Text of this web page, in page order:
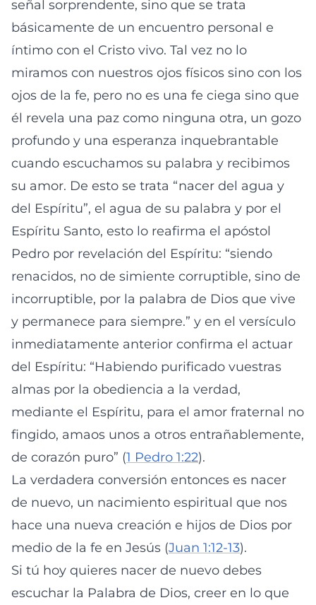
señal sorprendente, sino que se trata
básicamente de un encuentro personal e
íntimo con el Cristo vivo. Tal vez no lo
miramos con nuestros ojos físicos sino con los
ojos de la fe, pero no es una fe ciega sino que
él revela una paz como ninguna otra, un gozo
profundo y una esperanza inquebrantable
cuando escuchamos su palabra y recibimos
su amor. De esto se trata “nacer del agua y
del Espíritu”, el agua de su palabra y por el
Espíritu Santo, esto lo reafirma el apóstol
Pedro por revelación del Espíritu: “siendo
renacidos, no de simiente corruptible, sino de
incorruptible, por la palabra de Dios que vive
y permanece para siempre.” y en el versículo
inmediatamente anterior confirma el actuar
del Espíritu: “Habiendo purificado vuestras
almas por la obediencia a la verdad,
mediante el Espíritu, para el amor fraternal no
fingido, amaos unos a otros entrañablemente,
de corazón puro” (1 Pedro 1:22).
La verdadera conversión entonces es nacer
de nuevo, un nacimiento espiritual que nos
hace una nueva creación e hijos de Dios por
medio de la fe en Jesús (Juan 1:12-13).
Si tú hoy quieres nacer de nuevo debes
escuchar la Palabra de Dios, creer en lo que